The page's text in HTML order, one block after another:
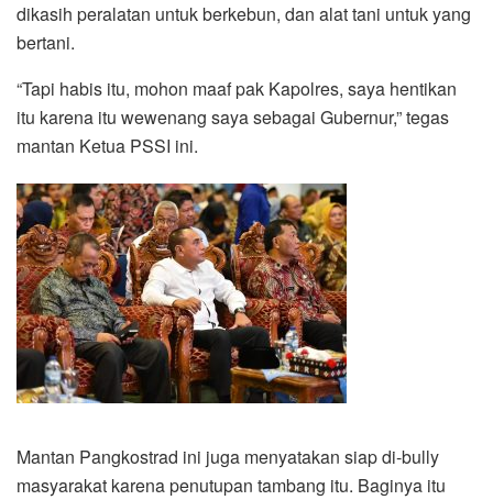
dikasih peralatan untuk berkebun, dan alat tani untuk yang
bertani.
“Tapi habis itu, mohon maaf pak Kapolres, saya hentikan
itu karena itu wewenang saya sebagai Gubernur,” tegas
mantan Ketua PSSI ini.
Mantan Pangkostrad ini juga menyatakan siap di-bully
masyarakat karena penutupan tambang itu. Baginya itu